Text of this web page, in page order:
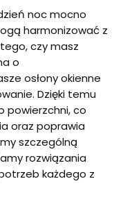
noc mocno
harmonizować z
czy masz
o
osłony okienne
Dzięki temu
powierzchni, co
oraz poprawia
szczególną
rozwiązania
każdego z